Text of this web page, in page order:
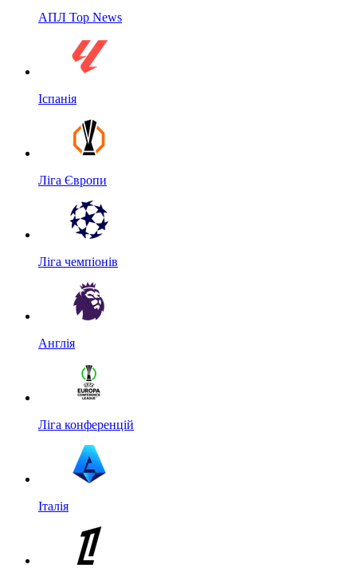
АПЛ Top News
Іспанія
Ліга Європи
Ліга чемпіонів
Англія
Ліга конференцій
Італія